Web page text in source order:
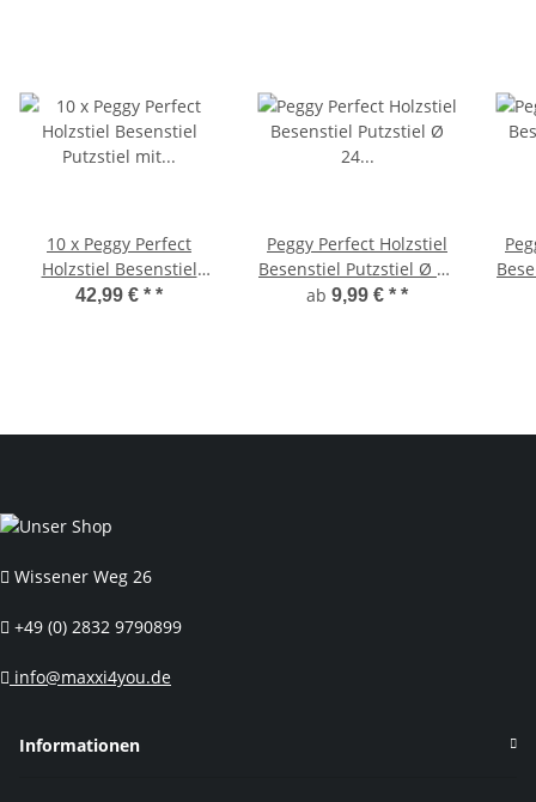
10 x Peggy Perfect
Holzstiel Besenstiel
Putzstiel mit Kunststoff
42,99 € * *
Peggy Perfect Holzstiel
Besenstiel Putzstiel Ø 24
mm 130 cm
ab 9,99 € * *
Wissener Weg 26
+49 (0) 2832 9790899
info@maxxi4you.de
Informationen